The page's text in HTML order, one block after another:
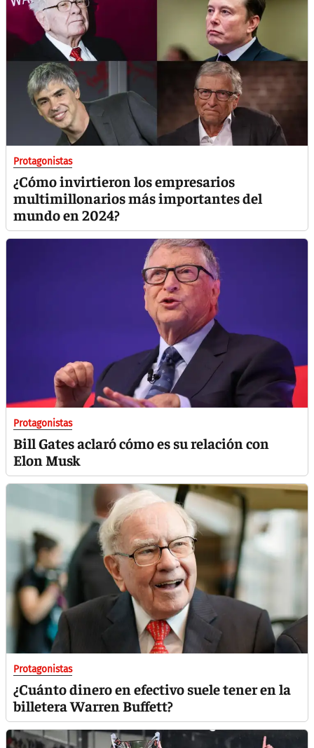
Protagonistas
¿Cómo invirtieron los empresarios
multimillonarios más importantes del
mundo en 2024?
Protagonistas
Bill Gates aclaró cómo es su relación con
Elon Musk
Protagonistas
¿Cuánto dinero en efectivo suele tener en la
billetera Warren Buffett?